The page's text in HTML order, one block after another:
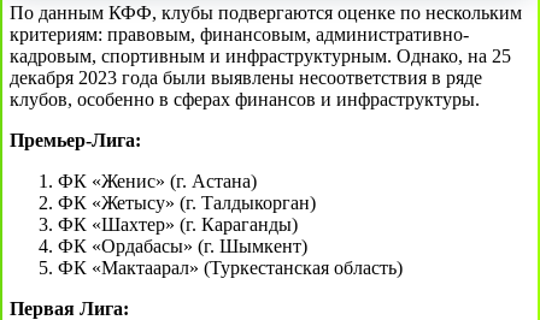
По данным КФФ, клубы подвергаются оценке по нескольким
критериям: правовым, финансовым, административно-
кадровым, спортивным и инфраструктурным. Однако, на 25
декабря 2023 года были выявлены несоответствия в ряде
клубов, особенно в сферах финансов и инфраструктуры.
Премьер-Лига:
ФК «Женис» (г. Астана)
ФК «Жетысу» (г. Талдыкорган)
ФК «Шахтер» (г. Караганды)
ФК «Ордабасы» (г. Шымкент)
ФК «Мактаарал» (Туркестанская область)
Первая Лига: